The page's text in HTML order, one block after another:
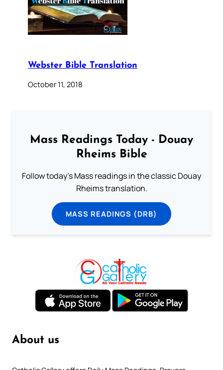
Webster Bible Translation
October 11, 2018
Mass Readings Today - Douay
Rheims Bible
Follow today's Mass readings in the classic Douay
Rheims translation.
MASS READINGS (DRB)
About us